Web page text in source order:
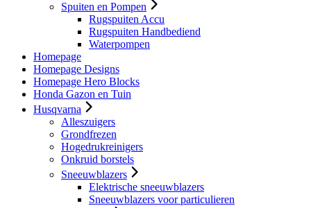
Spuiten en Pompen
Rugspuiten Accu
Rugspuiten Handbediend
Waterpompen
Homepage
Homepage Designs
Homepage Hero Blocks
Honda Gazon en Tuin
Husqvarna
Alleszuigers
Grondfrezen
Hogedrukreinigers
Onkruid borstels
Sneeuwblazers
Elektrische sneeuwblazers
Sneeuwblazers voor particulieren